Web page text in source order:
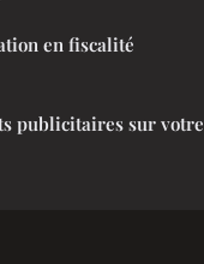
en fiscalité
publicitaires sur votre